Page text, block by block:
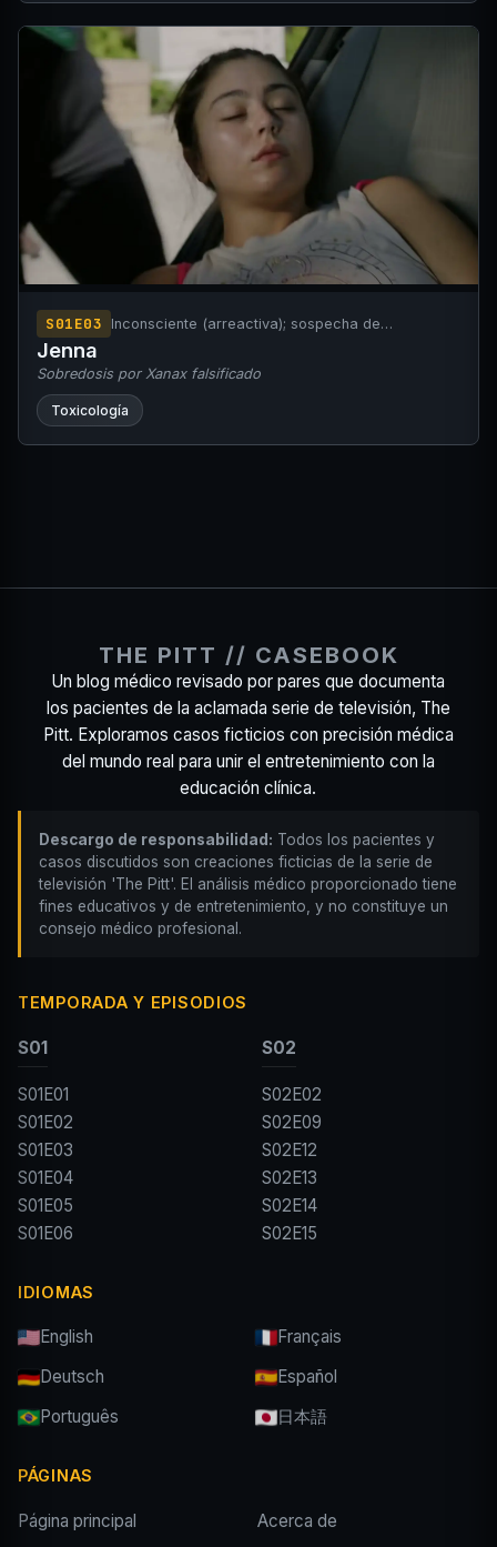
S01E03
Inconsciente (arreactiva); sospecha de
Jenna
Sobredosis por Xanax falsificado
Toxicología
THE PITT // CASEBOOK
Un blog médico revisado por pares que documenta
los pacientes de la aclamada serie de televisión, The
Pitt. Exploramos casos ficticios con precisión médica
del mundo real para unir el entretenimiento con la
educación clínica.
Descargo de responsabilidad: Todos los pacientes y
casos discutidos son creaciones ficticias de la serie de
televisión 'The Pitt'. El análisis médico proporcionado tiene
fines educativos y de entretenimiento, y no constituye un
consejo médico profesional.
TEMPORADA Y EPISODIOS
S01
S01E01
S01E02
S01E03
S01E04
S01E05
S01E06
S02
S02E02
S02E09
S02E12
S02E13
S02E14
S02E15
IDIOMAS
English
Français
Deutsch
Español
Português
日本語
PÁGINAS
Página principal Acerca de